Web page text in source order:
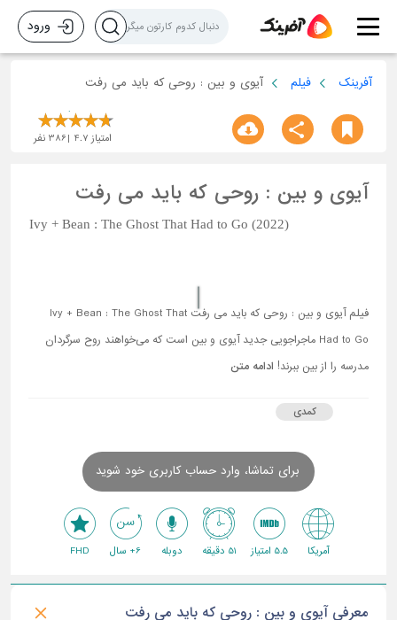
ورود
آفرینک فیلم آیوی و بین : روحی که باید می رفت
امتیاز 4.7
386 نفر
آیوی و بین : روحی که باید می رفت
Ivy + Bean : The Ghost That Had to Go (2022)
فیلم آیوی و بین : روحی که باید می رفت Ivy + Bean : The Ghost That
Had to Go ماجراجویی جدید آیوی و بین است که می‌خواهند روح سرگردان
مدرسه را از بین ببرند! ادامه متن
کمدی
برای تماشا، وارد حساب کاربری خود شوید
آمریکا 5.5 امتیاز 51 دقیقه دوبله 6+ سال FHD
معرفی آیوی و بین : روحی که باید می رفت